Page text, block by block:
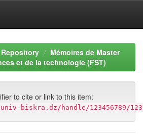
Mémoires de Master
et de la technologie (FST)
to cite or link to this item:
biskra.dz/handle/123456789/